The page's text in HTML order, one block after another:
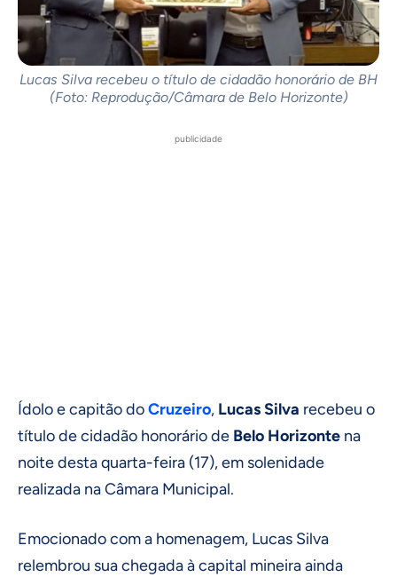
Lucas Silva recebeu o título de cidadão honorário de BH
(Foto: Reprodução/Câmara de Belo Horizonte)
publicidade
Ídolo e capitão doCruzeiro, Lucas Silva recebeu o
título de cidadão honorário de Belo Horizonte na
noite desta quarta-feira (17), em solenidade
realizada na Câmara Municipal.
Emocionado com a homenagem, Lucas Silva
relembrou sua chegada à capital mineira ainda